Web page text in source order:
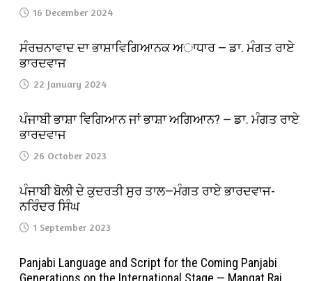
16 December 2024
ਸੰਰਚਨਾਵਾਦ ਦਾ ਭਾਸ਼ਾਵਿਗਿਆਨਕ ਅਾਧਾਰ — ਡਾ. ਮੰਗਤ ਰਾਏ
ਭਾਰਦਵਾਜ
22 January 2024
ਪੰਜਾਬੀ ਭਾਸ਼ਾ ਵਿਗਿਆਨ ਜਾਂ ਭਾਸ਼ਾ ਅਗਿਆਨ? — ਡਾ. ਮੰਗਤ ਰਾਏ
ਭਾਰਦਵਾਜ
26 October 2023
ਪੰਜਾਬੀ ਬੋਲੀ ਦੇ ਕੁਦਰਤੀ ਸੁਰ ਤਾਲ—ਮੰਗਤ ਰਾਏ ਭਾਰਦਵਾਜ-
ਨਰਿੰਦਰ ਸਿੰਘ
1 September 2023
Panjabi Language and Script for the Coming Panjabi